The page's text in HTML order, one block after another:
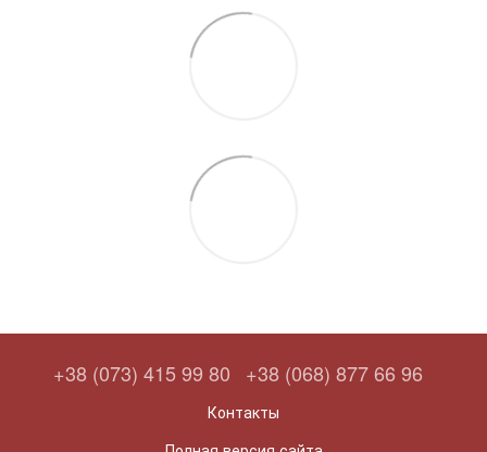
+38 (073) 415 99 80 +38 (068) 877 66 96
Контакты